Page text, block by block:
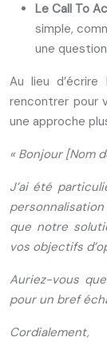
Le Call To
simple,
une
Au lieu
rencontrer pour
une approche
« Bonjour [Nom
J’ai été
que notre
vos objectifs
Auriez-vous
pour un bref
Cordialement,